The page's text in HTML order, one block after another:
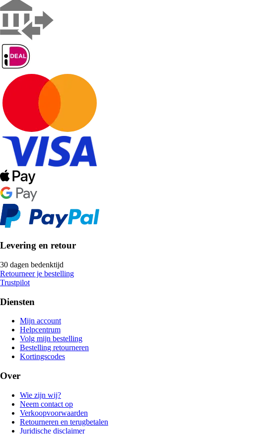
Levering en retour
30 dagen bedenktijd
Retourneer je bestelling
Trustpilot
Diensten
Mijn account
Helpcentrum
Volg mijn bestelling
Bestelling retourneren
Kortingscodes
Over
Wie zijn wij?
Neem contact op
Verkoopvoorwaarden
Retourneren en terugbetalen
Juridische disclaimer